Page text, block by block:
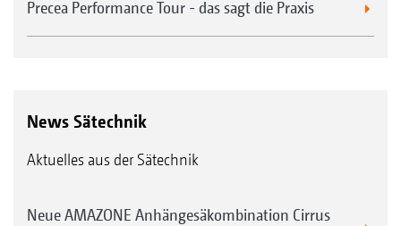
Precea Performance Tour - das sagt die Praxis
News Sätechnik
Aktuelles aus der Sätechnik
Neue AMAZONE Anhängesäkombination Cirrus